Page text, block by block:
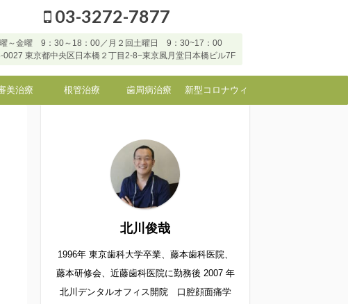
03-3272-7877
～金曜 9：30～18：00／月２回土曜日 9：30~17：00
0027 東京都中央区日本橋２丁目2-8−東京風月堂日本橋ビル7F
美治療 根管治療 歯周病治療 新型コロナウィ
北川俊哉
1996年 東京歯科大学卒業、藤本歯科医院、
藤本研修会、近藤歯科医院に勤務後 2007 年
北川デンタルオフィス開院 口腔顔面痛学